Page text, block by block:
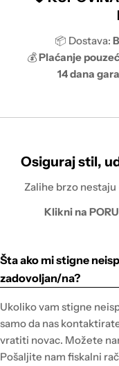
📦 Dostava:
💰Plaćanje
14 dana
Osiguraj stil,
Zalihe brzo
Klikni na
Šta ako mi stigne
zadovoljan/na?
Ukoliko vam stigne
samo da nas
vratiti novac. Možete
Pošaljite nam fiskalni